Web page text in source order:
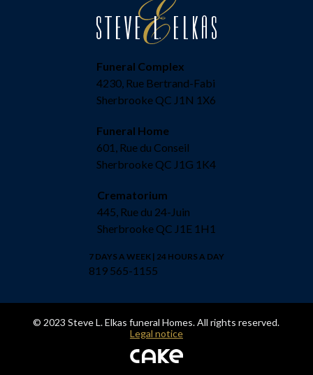
Funeral Complex
4230, Rue Bertrand-Fabi
Sherbrooke QC J1N 1X6
Funeral Home
601, Rue du Conseil
Sherbrooke QC J1G 1K4
Crematorium
445, Rue du 24-Juin
Sherbrooke QC J1E 1H1
7 DAYS A WEEK | 24 HOURS A DAY
819 565-1155
© 2023 Steve L. Elkas funeral Homes. All rights reserved.
Legal notice